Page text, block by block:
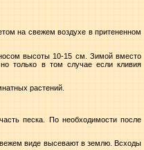
на свежем воздухе в притененном
высоты 10-15 см. Зимой вместо
только в том случае если кливия
растений.
песка. По необходимости после
виде высевают в землю. Всходы